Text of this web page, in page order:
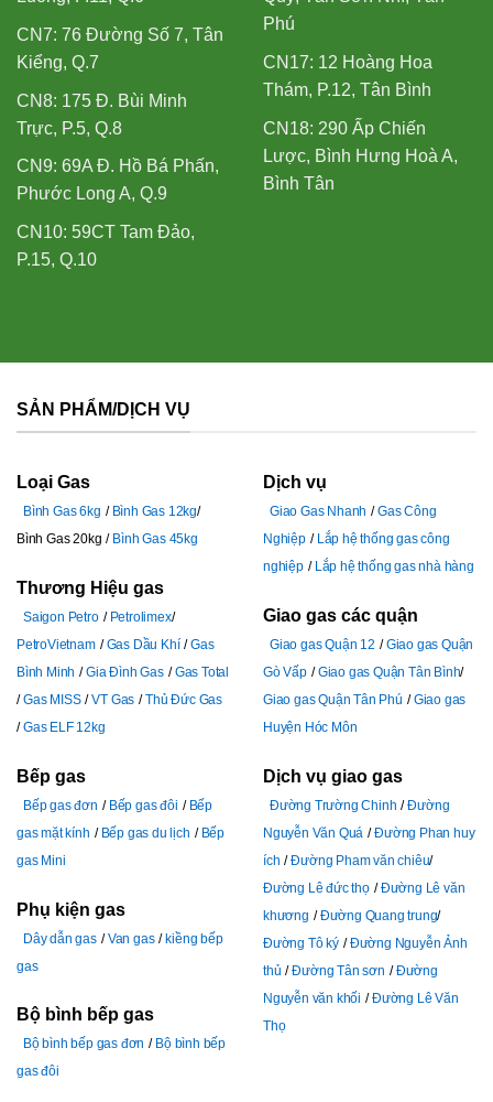
CN7: 76 Đường Số 7, Tân
Kiểng, Q.7
CN8: 175 Đ. Bùi Minh
Trực, P.5, Q.8
CN9: 69A Đ. Hồ Bá Phấn,
Phước Long A, Q.9
CN10: 59CT Tam Đảo,
P.15, Q.10
Phú
CN17: 12 Hoàng Hoa
Thám, P.12, Tân Bình
CN18: 290 Ấp Chiến
Lược, Bình Hưng Hoà A,
Bình Tân
SẢN PHẨM/DỊCH VỤ
Loại Gas
Bình Gas 6kg
Bình Gas 12kg
Bình Gas 20kg
Bình Gas 45kg
Thương Hiệu gas
Saigon Petro
Petrolimex
PetroVietnam
Gas Dầu Khí
Gas
Bình Minh
Gia Đình Gas
Gas Total
Gas MISS
VT Gas
Thủ Đức Gas
Gas ELF 12kg
Bếp gas
Bếp gas đơn Bếp gas đôi
Bếp
gas mặt kính
Bếp gas du lịch
Bếp
gas Mini
Phụ kiện gas
Dây dẫn gas Van gas
kiềng bếp
gas
Bộ bình bếp gas
Bộ bình bếp gas đơn
Bộ bình bếp
gas đôi
Dịch vụ
Giao Gas Nhanh
Gas Công
Nghiệp
Lắp hệ thống gas công
nghiệp
Lắp hệ thống gas nhà hàng
Giao gas các quận
Giao gas Quận 12
Giao gas Quận
Gò Vấp
Giao gas Quận Tân Bình
Giao gas Quận Tân Phú
Giao gas
Huyện Hóc Môn
Dịch vụ giao gas
Đường Trường Chinh
Đường
Nguyễn Văn Quá
Đường Phan huy
ích
Đường Pham văn chiêu
Đường Lê đức thọ
Đường Lê văn
khương
Đường Quang trung
Đường Tô ký
Đường Nguyễn Ảnh
thủ
Đường Tân sơn
Đường
Nguyễn văn khối
Đường Lê Văn
Thọ